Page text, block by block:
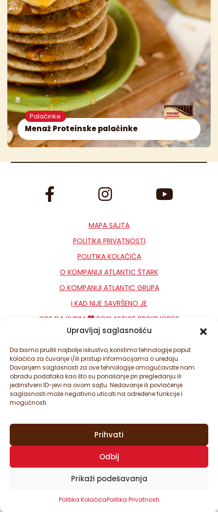
Upravljaj saglasnošću
Da bismo pružili najbolje iskustvo, koristimo tehnologije poput
kolačića za čuvanje i/ili pristup informacijama o uređaju.
Davanjem saglasnosti za ove tehnologije omogućavate nam
obradu podataka kao što su ponašanje pri pregledanju ili
jedinstveni ID-jevi na ovom sajtu. Nedavanje ili povlačenje
saglasnosti može negativno uticati na određene funkcije i
mogućnosti.
Prihvati
Odbij
Prikaži podešavanja
Politika KolačićaPolitika Privatnosti
Menaž Proteinske palačinke
Palačinke
MAPA SAJTA
POLITIKA PRIVATNOSTI
POLITIKA KOLAČIĆA
O KOMPANIJI ATLANTIC ŠTARK
O KOMPANIJI ATLANTIC GRUPA
I KAD NIJE SAVRŠENO JE
GDE DA KUPIM
POSLASTICE PROIZVODE?
KONTAKT
NEWSLETTER
PODEŠAVANJA KOLAČIĆA
© ATLANTIC ŠTARK D.O.O. SVA PRAVA ZADRŽANA. ATLANTIC
ŠTARK JE DEO ATLANTIC GRUPE.
OVAJ SAJT JE ZAŠTIĆEN SA GOOGLE RECAPTCHA I